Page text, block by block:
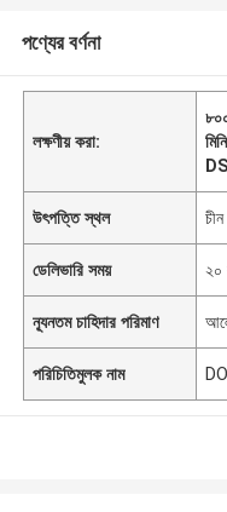
পণ্যের বর্ণনা
লক্ষণীয় করা:
উৎপত্তি স্থল চীন
ডেলিভারি সময় ২০
ন্যূনতম চাহিদার পরিমাণ
পরিচিতিমুলক নাম